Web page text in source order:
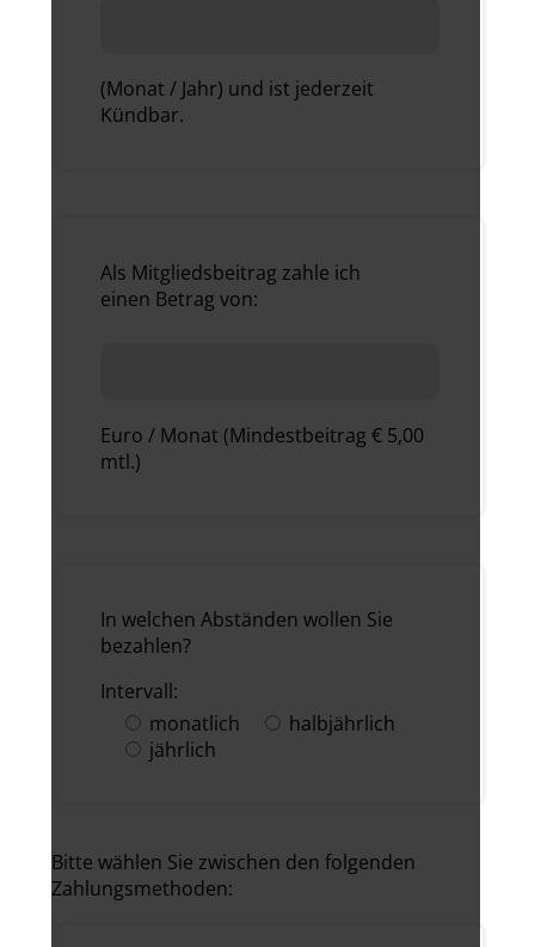
(Monat / Jahr) und ist jederzeit
Kündbar.
Als Mitgliedsbeitrag zahle ich
einen Betrag von:
Euro / Monat (Mindestbeitrag € 5,00
mtl.)
In welchen Abständen wollen Sie
bezahlen?
Intervall:
monatlich
halbjährlich
jährlich
Bitte wählen Sie zwischen den folgenden
Zahlungsmethoden: